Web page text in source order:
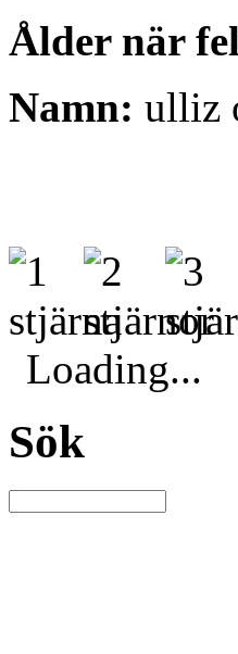
Ålder när
Namn: ulliz
Loading...
Sök